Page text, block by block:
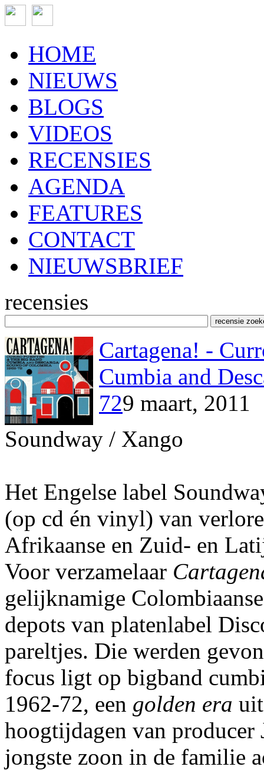
HOME
NIEUWS
BLOGS
VIDEOS
RECENSIES
AGENDA
FEATURES
CONTACT
NIEUWSBRIEF
recensies
Cartagena! -
Cumbia and
729 maart, 2011
Soundway / Xango
Het Engelse label
(op cd én vinyl) van
Afrikaanse en Zuid- en
Voor verzamelaar
gelijknamige
depots van platenlabel
pareltjes. Die werden
focus ligt op bigband
1962-72, een golden era
hoogtijdagen van producer
jongste zoon in de familie